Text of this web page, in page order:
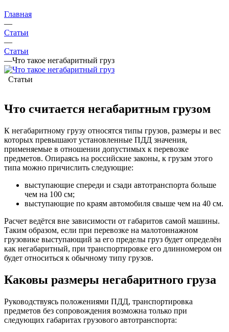
Главная
—
Статьи
—
Статьи
—Что такое негабаритный груз
Статьи
Что считается негабаритным грузом
К негабаритному грузу относятся типы грузов, размеры и вес
которых превышают установленные ПДД значения,
применяемые в отношении допустимых к перевозке
предметов. Опираясь на российские законы, к грузам этого
типа можно причислить следующие:
выступающие спереди и сзади автотранспорта больше
чем на 100 см;
выступающие по краям автомобиля свыше чем на 40 см.
Расчет ведётся вне зависимости от габаритов самой машины.
Таким образом, если при перевозке на малотоннажном
грузовике выступающий за его пределы груз будет определён
как негабаритный, при транспортировке его длинномером он
будет относиться к обычному типу грузов.
Каковы размеры негабаритного груза
Руководствуясь положениями ПДД, транспортировка
предметов без сопровождения возможна только при
следующих габаритах грузового автотранспорта: